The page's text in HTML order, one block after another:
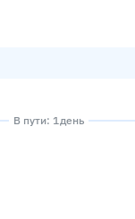
В пути: 1 день